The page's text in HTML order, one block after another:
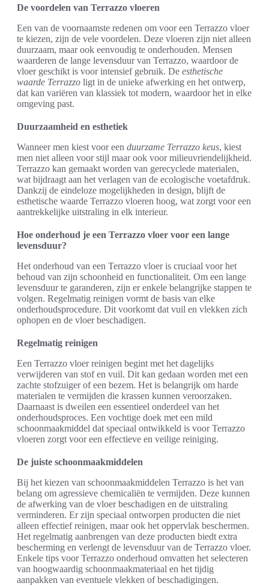
De voordelen van Terrazzo vloeren
Een van de voornaamste redenen om voor een Terrazzo vloer
te kiezen, zijn de vele voordelen. Deze vloeren zijn niet alleen
duurzaam, maar ook eenvoudig te onderhouden. Mensen
waarderen de lange levensduur van Terrazzo, waardoor de
vloer geschikt is voor intensief gebruik. De esthetische
waarde Terrazzo ligt in de unieke afwerking en het ontwerp,
dat kan variëren van klassiek tot modern, waardoor het in elke
omgeving past.
Duurzaamheid en esthetiek
Wanneer men kiest voor een duurzame Terrazzo keus, kiest
men niet alleen voor stijl maar ook voor milieuvriendelijkheid.
Terrazzo kan gemaakt worden van gerecyclede materialen,
wat bijdraagt aan het verlagen van de ecologische voetafdruk.
Dankzij de eindeloze mogelijkheden in design, blijft de
esthetische waarde Terrazzo vloeren hoog, wat zorgt voor een
aantrekkelijke uitstraling in elk interieur.
Hoe onderhoud je een Terrazzo vloer voor een lange
levensduur?
Het onderhoud van een Terrazzo vloer is cruciaal voor het
behoud van zijn schoonheid en functionaliteit. Om een lange
levensduur te garanderen, zijn er enkele belangrijke stappen te
volgen. Regelmatig reinigen vormt de basis van elke
onderhoudsprocedure. Dit voorkomt dat vuil en vlekken zich
ophopen en de vloer beschadigen.
Regelmatig reinigen
Een Terrazzo vloer reinigen begint met het dagelijks
verwijderen van stof en vuil. Dit kan gedaan worden met een
zachte stofzuiger of een bezem. Het is belangrijk om harde
materialen te vermijden die krassen kunnen veroorzaken.
Daarnaast is dweilen een essentieel onderdeel van het
onderhoudsproces. Een vochtige doek met een mild
schoonmaakmiddel dat speciaal ontwikkeld is voor Terrazzo
vloeren zorgt voor een effectieve en veilige reiniging.
De juiste schoonmaakmiddelen
Bij het kiezen van schoonmaakmiddelen Terrazzo is het van
belang om agressieve chemicaliën te vermijden. Deze kunnen
de afwerking van de vloer beschadigen en de uitstraling
verminderen. Er zijn speciaal ontworpen producten die niet
alleen effectief reinigen, maar ook het oppervlak beschermen.
Het regelmatig aanbrengen van deze producten biedt extra
bescherming en verlengt de levensduur van de Terrazzo vloer.
Enkele tips voor Terrazzo onderhoud omvatten het selecteren
van hoogwaardig schoonmaakmateriaal en het tijdig
aanpakken van eventuele vlekken of beschadigingen.